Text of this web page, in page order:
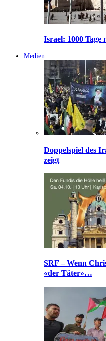
Israel: 1000 Tage
Medien
Doppelspiel des
zeigt
SRF – Wenn
«der Täter»…